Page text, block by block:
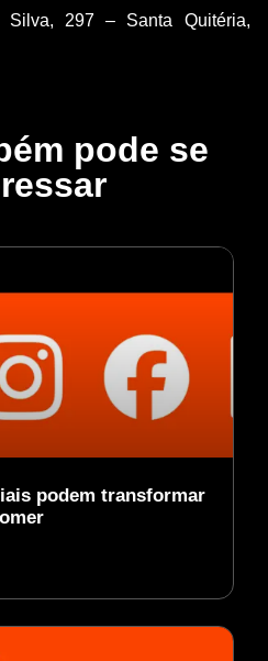
Silva, 297 – Santa Quitéria,
pode se
podem transformar